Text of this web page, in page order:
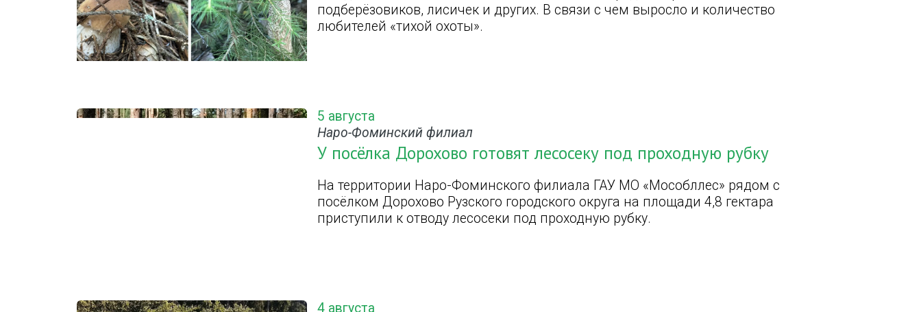
подберёзовиков, лисичек и других. В связи с чем выросло и количество
любителей «тихой охоты».
5 августа
Наро-Фоминский филиал
У посёлка Дорохово готовят лесосеку под проходную рубку
На территории Наро-Фоминского филиала ГАУ МО «Мособллес» рядом с
посёлком Дорохово Рузского городского округа на площади 4,8 гектара
приступили к отводу лесосеки под проходную рубку.
4 августа